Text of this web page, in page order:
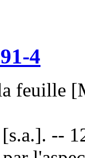
4
feuille
--